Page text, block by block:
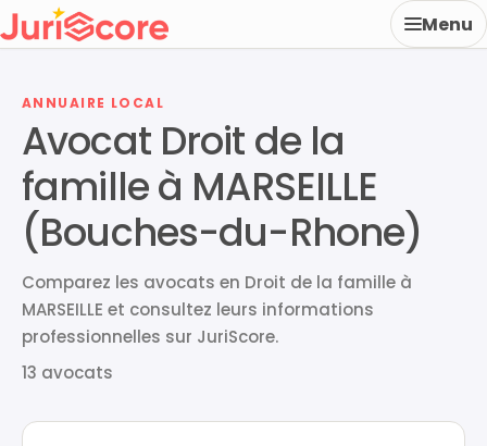
Menu
ANNUAIRE LOCAL
Avocat Droit de la
famille à MARSEILLE
(Bouches-du-Rhone)
Comparez les avocats en Droit de la famille à
MARSEILLE et consultez leurs informations
professionnelles sur JuriScore.
13 avocats